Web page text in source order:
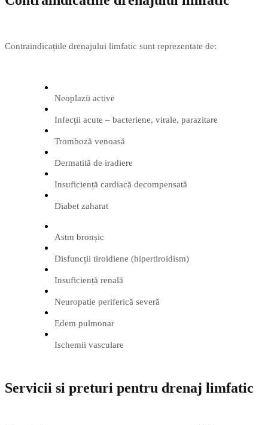
Contraindicațiile drenajului limfatic sunt reprezentate de:
Neoplazii active
Infecții acute – bacteriene, virale, parazitare
Tromboză venoasă
Dermatită de iradiere
Insuficiență cardiacă decompensată
Diabet zaharat
Astm bronșic
Disfuncții tiroidiene (hipertiroidism)
Insuficiență renală
Neuropatie periferică severă
Edem pulmonar
Ischemii vasculare
Servicii si preturi pentru drenaj limfatic